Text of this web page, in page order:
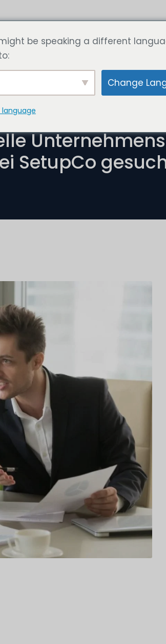
Artikel Jetzt Preis berechnen
September 24, 2024
SetupCo
be speaking a different
Change